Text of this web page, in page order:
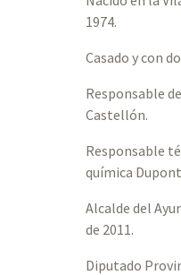
1974.
Casado y con
Responsable
Castellón.
Responsable
química
Alcalde del
de 2011.
Diputado